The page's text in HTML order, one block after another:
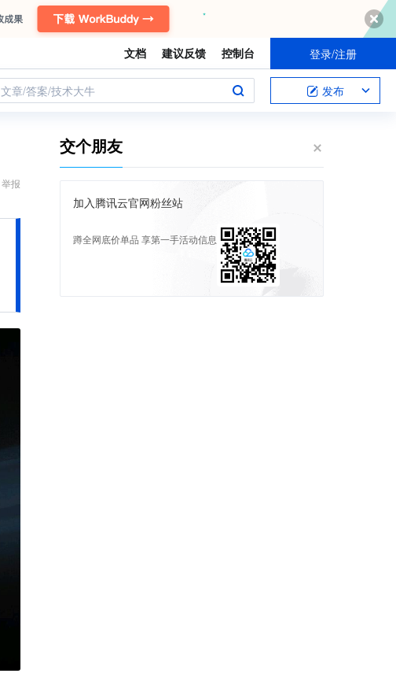
文档 建议反馈 控制台 登录/注册
文章/答案/技术大牛 发布
举报
交个朋友
加入腾讯云官网粉丝站
蹲全网底价单品 享第一手活动信息